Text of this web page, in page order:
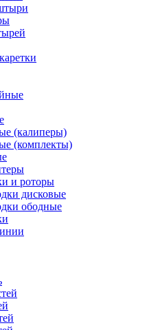
(калиперы)
(комплекты)
и роторы
дисковые
ободные